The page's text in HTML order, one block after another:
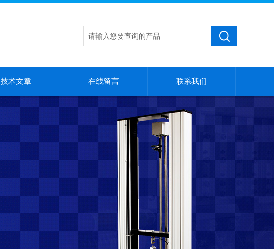
技术文章 在线留言 联系我们